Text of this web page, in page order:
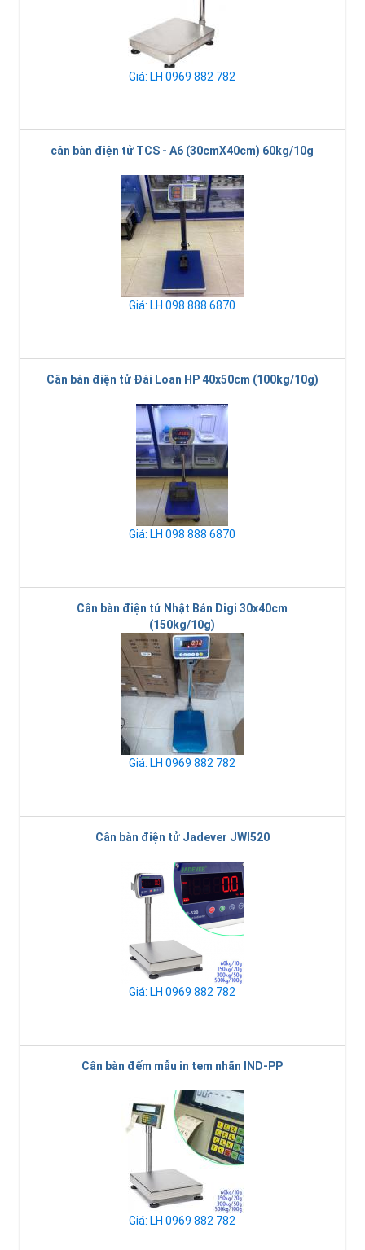
Giá: LH 0969 882 782
cân bàn điện tử TCS - A6 (30cmX40cm) 60kg/10g
Giá: LH 098 888 6870
Cân bàn điện tử Đài Loan HP 40x50cm (100kg/10g)
Giá: LH 098 888 6870
Cân bàn điện tử Nhật Bản Digi 30x40cm
(150kg/10g)
Giá: LH 0969 882 782
Cân bàn điện tử Jadever JWI520
Giá: LH 0969 882 782
Cân bàn đếm mẫu in tem nhãn IND-PP
Giá: LH 0969 882 782